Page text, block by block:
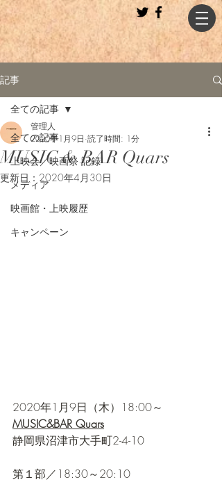
記事
全ての記事
上映会／映画祭 記録
メディア
映画館・上映履歴
キャンペーン
全ての記事
MUSIC & BAR Quars
管理人
2020年1月9日 読了時間: 1分
更新日： 2020年4月30日
2020年1月9日（木）18:00～
MUSIC&BAR Quars
静岡県沼津市大手町2-4-10
第１部／18:30～20:10